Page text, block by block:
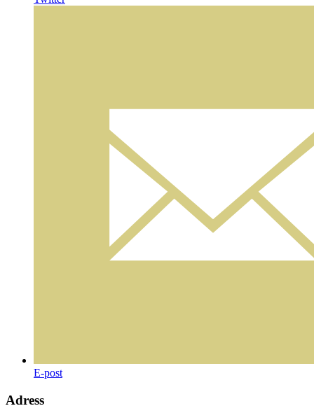
E-post
Adress